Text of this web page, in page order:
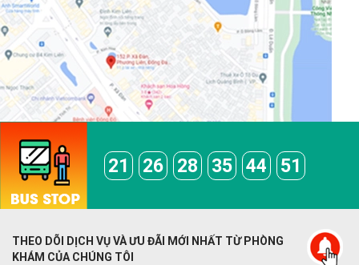
21 26 28 35 44 51
THEO DÕI DỊCH VỤ VÀ ƯU ĐÃI MỚI NHẤT TỪ PHÒNG
KHÁM CỦA CHÚNG TÔI